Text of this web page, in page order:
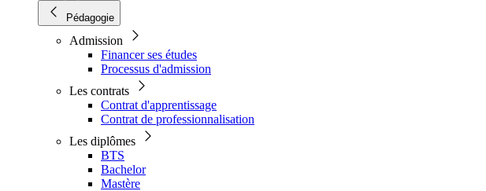
Pédagogie
Admission
Financer ses études
Processus d'admission
Les contrats
Contrat d'apprentissage
Contrat de professionnalisation
Les diplômes
BTS
Bachelor
Mastère